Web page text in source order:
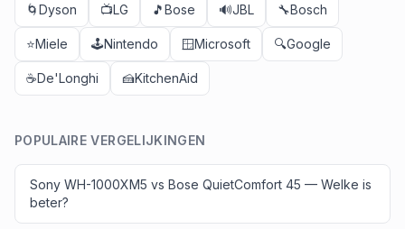
🌀Dyson 📺LG 🎵Bose 🔊JBL 🔧Bosch
⭐Miele 🕹️Nintendo 🪟Microsoft 🔍Google
☕De'Longhi 🍰KitchenAid
POPULAIRE VERGELIJKINGEN
Sony WH-1000XM5 vs Bose QuietComfort 45 — Welke is
beter?